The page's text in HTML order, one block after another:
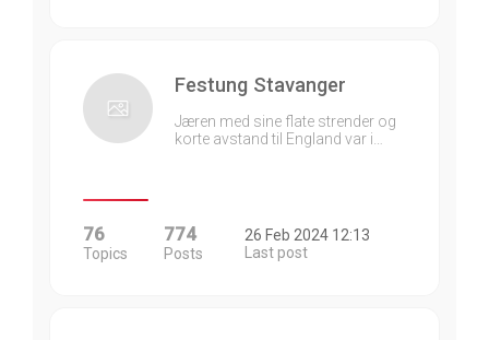
Festung Stavanger
Jæren med sine flate strender og
korte avstand til England var i…
76
Topics
774
Posts
26 Feb 2024 12:13
Last post